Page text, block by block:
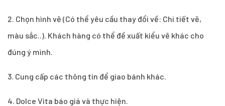
2. Chọn hình vẽ (Có thể yêu cầu thay đổi về: Chi tiết vẽ,
màu sắc..). Khách hàng có thể đề xuất kiểu vẽ khác cho
đúng ý mình.
3. Cung cấp các thông tin để giao bánh khác.
4. Dolce Vita báo giá và thực hiện.